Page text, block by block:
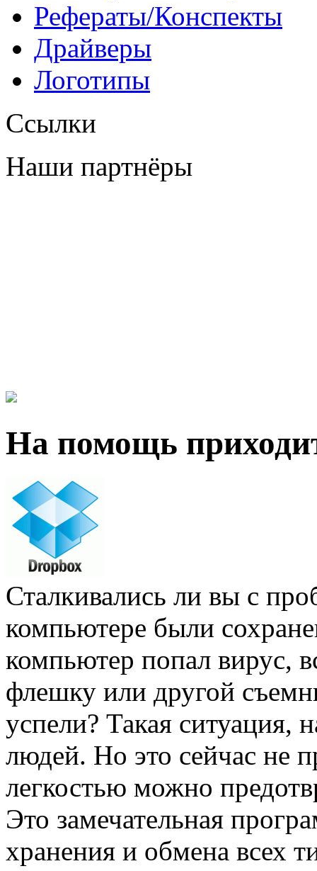
Рефераты/Конспекты
Драйверы
Логотипы
Ссылки
Наши партнёры
На помощь
Сталкивались ли вы с
компьютере были
компьютер попал вирус,
флешку или другой
успели? Такая ситуация,
людей. Но это сейчас не
легкостью можно
Это замечательная
хранения и обмена всех